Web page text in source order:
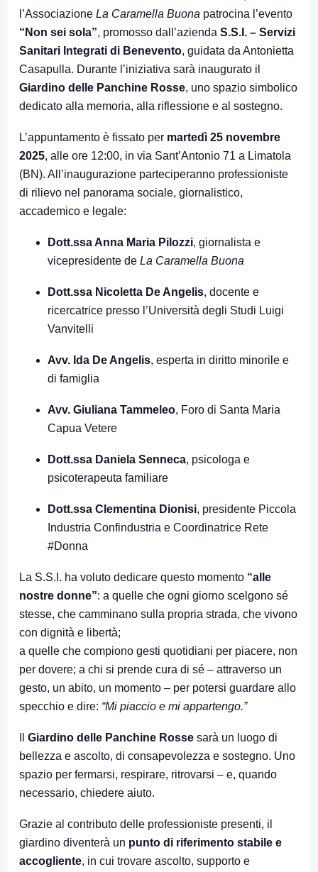
l’Associazione La Caramella Buona patrocina l’evento
“Non sei sola”, promosso dall’azienda S.S.I. – Servizi
Sanitari Integrati di Benevento, guidata da Antonietta
Casapulla. Durante l’iniziativa sarà inaugurato il
Giardino delle Panchine Rosse, uno spazio simbolico
dedicato alla memoria, alla riflessione e al sostegno.
L’appuntamento è fissato per martedì 25 novembre
2025, alle ore 12:00, in via Sant’Antonio 71 a Limatola
(BN). All’inaugurazione parteciperanno professioniste
di rilievo nel panorama sociale, giornalistico,
accademico e legale:
Dott.ssa Anna Maria Pilozzi, giornalista e
vicepresidente de La Caramella Buona
Dott.ssa Nicoletta De Angelis, docente e
ricercatrice presso l’Università degli Studi Luigi
Vanvitelli
Avv. Ida De Angelis, esperta in diritto minorile e
di famiglia
Avv. Giuliana Tammeleo, Foro di Santa Maria
Capua Vetere
Dott.ssa Daniela Senneca, psicologa e
psicoterapeuta familiare
Dott.ssa Clementina Dionisi, presidente Piccola
Industria Confindustria e Coordinatrice Rete
#Donna
La S.S.I. ha voluto dedicare questo momento “alle
nostre donne”: a quelle che ogni giorno scelgono sé
stesse, che camminano sulla propria strada, che vivono
con dignità e libertà;
a quelle che compiono gesti quotidiani per piacere, non
per dovere; a chi si prende cura di sé – attraverso un
gesto, un abito, un momento – per potersi guardare allo
specchio e dire: “Mi piaccio e mi appartengo.”
Giardino delle Panchine Rosse sarà un luogo di
bellezza e ascolto, di consapevolezza e sostegno. Uno
spazio per fermarsi, respirare, ritrovarsi – e, quando
necessario, chiedere aiuto.
Grazie al contributo delle professioniste presenti, il
giardino diventerà un punto di riferimento stabile e
accogliente, in cui trovare ascolto, supporto e